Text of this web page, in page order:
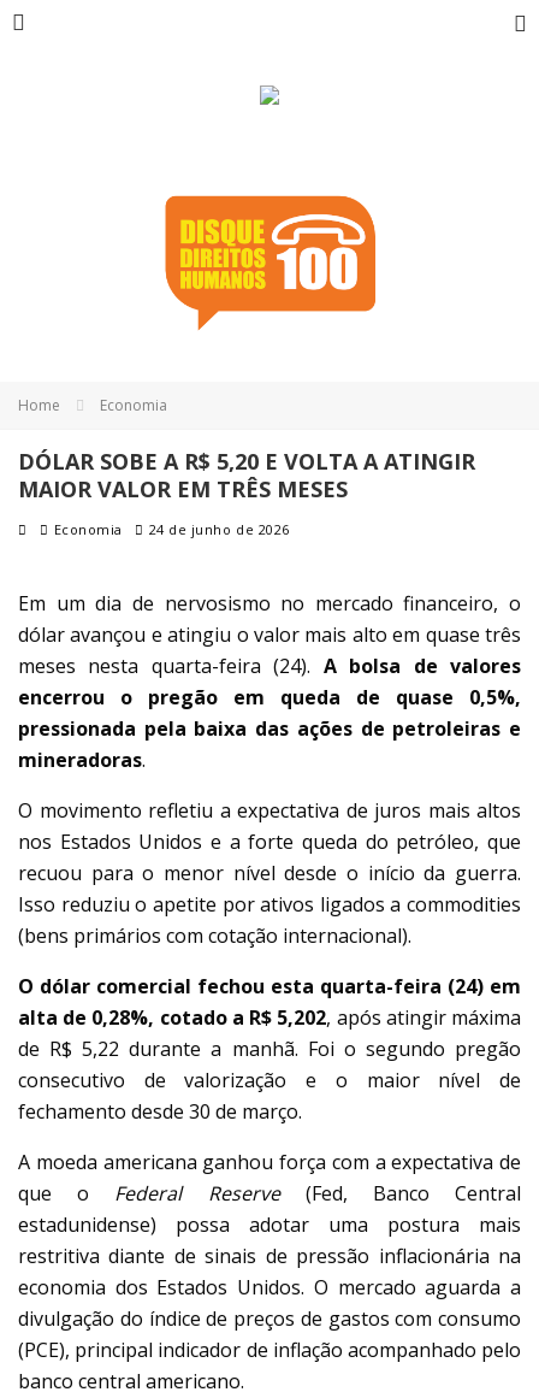
Home Economia
DÓLAR SOBE A R$ 5,20 E VOLTA A ATINGIR
MAIOR VALOR EM TRÊS MESES
Economia 24 de junho de 2026
Em um dia de nervosismo no mercado financeiro, o
dólar avançou e atingiu o valor mais alto em quase três
meses nesta quarta-feira (24). A bolsa de valores
encerrou o pregão em queda de quase 0,5%,
pressionada pela baixa das ações de petroleiras e
mineradoras.
O movimento refletiu a expectativa de juros mais altos
nos Estados Unidos e a forte queda do petróleo, que
recuou para o menor nível desde o início da guerra.
Isso reduziu o apetite por ativos ligados a commodities
(bens primários com cotação internacional).
O dólar comercial fechou esta quarta-feira (24) em
alta de 0,28%, cotado a R$ 5,202, após atingir máxima
de R$ 5,22 durante a manhã. Foi o segundo pregão
consecutivo de valorização e o maior nível de
fechamento desde 30 de março.
A moeda americana ganhou força com a expectativa de
que o Federal Reserve (Fed, Banco Central
estadunidense) possa adotar uma postura mais
restritiva diante de sinais de pressão inflacionária na
economia dos Estados Unidos. O mercado aguarda a
divulgação do índice de preços de gastos com consumo
(PCE), principal indicador de inflação acompanhado pelo
banco central americano.